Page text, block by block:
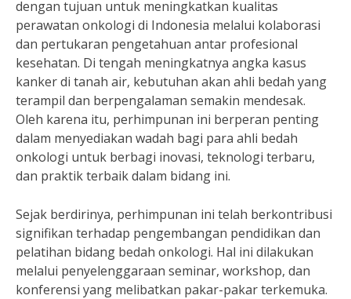
dengan tujuan untuk meningkatkan kualitas
perawatan onkologi di Indonesia melalui kolaborasi
dan pertukaran pengetahuan antar profesional
kesehatan. Di tengah meningkatnya angka kasus
kanker di tanah air, kebutuhan akan ahli bedah yang
terampil dan berpengalaman semakin mendesak.
Oleh karena itu, perhimpunan ini berperan penting
dalam menyediakan wadah bagi para ahli bedah
onkologi untuk berbagi inovasi, teknologi terbaru,
dan praktik terbaik dalam bidang ini.
Sejak berdirinya, perhimpunan ini telah berkontribusi
signifikan terhadap pengembangan pendidikan dan
pelatihan bidang bedah onkologi. Hal ini dilakukan
melalui penyelenggaraan seminar, workshop, dan
konferensi yang melibatkan pakar-pakar terkemuka.